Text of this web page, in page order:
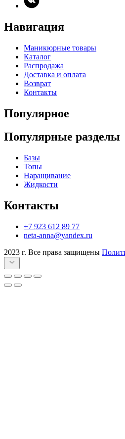
Навигация
Маникюрные товары
Каталог
Распродажа
Доставка и оплата
Возврат
Контакты
Популярное
Популярные разделы
Базы
Топы
Наращивание
Жидкости
Контакты
+7 923 612 89 77
neta-anna@yandex.ru
2023 г. Все права защищены